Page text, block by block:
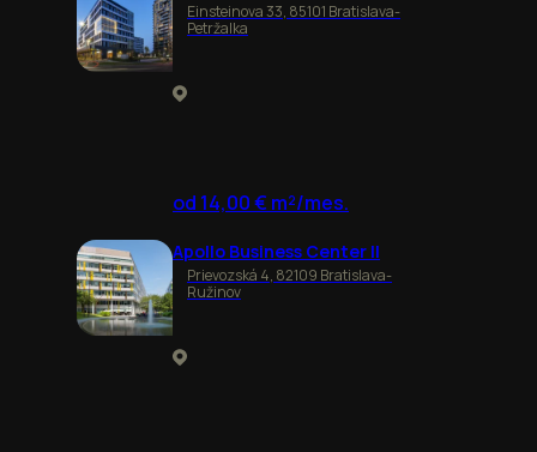
Einsteinova 33, 85101 Bratislava-
Petržalka
od 14,00 € m²/mes.
Apollo Business Center II
Prievozská 4, 82109 Bratislava-
Ružinov